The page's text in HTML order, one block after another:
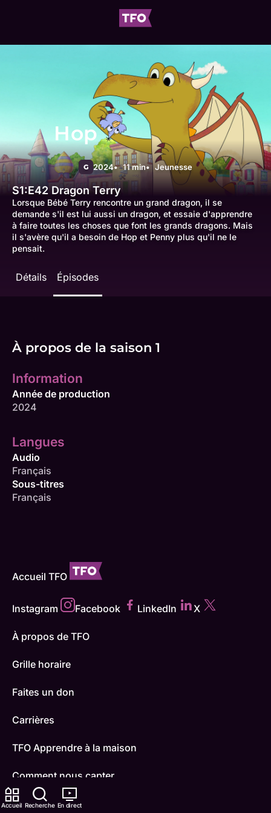
Accueil Recherche En direct
Hop
G 2024 11 min Jeunesse
S1:E42 Dragon Terry
Lorsque Bébé Terry rencontre un grand dragon, il se
demande s'il est lui aussi un dragon, et essaie d'apprendre
à faire toutes les choses que font les grands dragons. Mais
il s'avère qu'il a besoin de Hop et Penny plus qu'il ne le
pensait.
Détails Épisodes
À propos de la saison 1
Information
Année de production
2024
Langues
Audio
Français
Sous-titres
Français
Accueil TFO
Instagram Facebook LinkedIn X
À propos de TFO
Grille horaire
Faites un don
Carrières
TFO Apprendre à la maison
Comment nous capter
Contactez-nous